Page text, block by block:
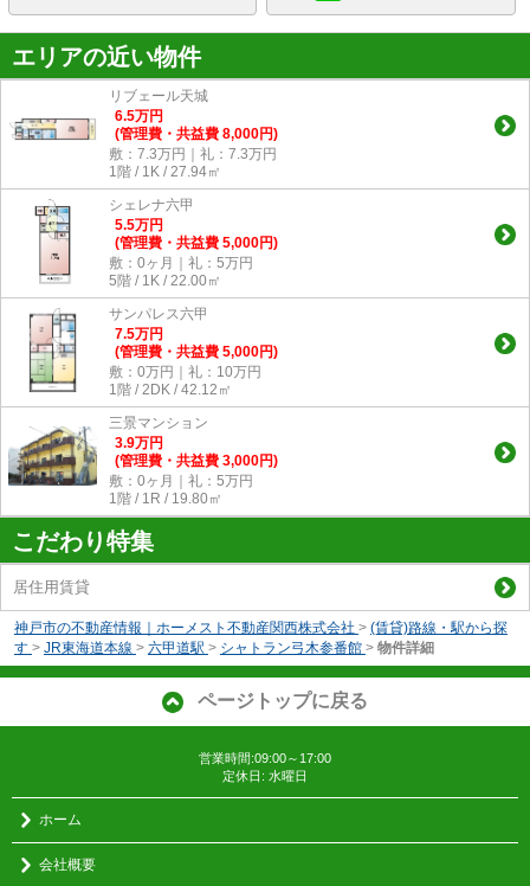
エリアの近い物件
リブェール天城
6.5万円
(管理費・共益費 8,000円)
敷：7.3万円｜礼：7.3万円
1階 / 1K / 27.94㎡
シェレナ六甲
5.5万円
(管理費・共益費 5,000円)
敷：0ヶ月｜礼：5万円
5階 / 1K / 22.00㎡
サンパレス六甲
7.5万円
(管理費・共益費 5,000円)
敷：0万円｜礼：10万円
1階 / 2DK / 42.12㎡
三景マンション
3.9万円
(管理費・共益費 3,000円)
敷：0ヶ月｜礼：5万円
1階 / 1R / 19.80㎡
こだわり特集
居住用賃貸
神戸市の不動産情報｜ホーメスト不動産関西株式会社 > (賃貸)路線・駅から探
す > JR東海道本線 > 六甲道駅 > シャトラン弓木参番館 > 物件詳細
ページトップに戻る
営業時間:09:00～17:00
定休日: 水曜日
ホーム
会社概要